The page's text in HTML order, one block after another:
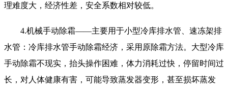
理难度大，经济性差，安全系数相对较低。
4.机械手动除霜——主要用于小型冷库排水管、速冻架排
水管：冷库排水管手动除霜经济，采用原除霜方法。大型冷库
手动除霜不现实，抬头操作困难，体力消耗过快，停留时间过
长，对人体健康有害，可能导致蒸发器变形，甚至损坏蒸发